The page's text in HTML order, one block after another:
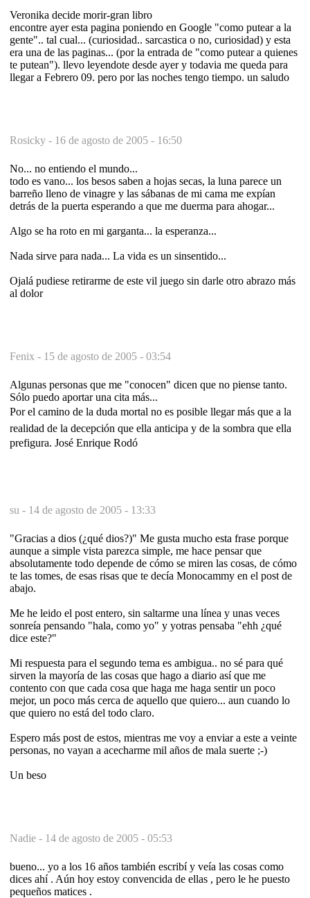
Veronika decide morir-gran libro
encontre ayer esta pagina poniendo en Google "como putear a la
gente".. tal cual... (curiosidad.. sarcastica o no, curiosidad) y esta
era una de las paginas... (por la entrada de "como putear a quienes
te putean"). llevo leyendote desde ayer y todavia me queda para
llegar a Febrero 09. pero por las noches tengo tiempo. un saludo
Rosicky - 16 de agosto de 2005 - 16:50
No... no entiendo el mundo...
todo es vano... los besos saben a hojas secas, la luna parece un
barreño lleno de vinagre y las sábanas de mi cama me expían
detrás de la puerta esperando a que me duerma para ahogar...
Algo se ha roto en mi garganta... la esperanza...
Nada sirve para nada... La vida es un sinsentido...
Ojalá pudiese retirarme de este vil juego sin darle otro abrazo más
al dolor
Fenix - 15 de agosto de 2005 - 03:54
Algunas personas que me "conocen" dicen que no piense tanto.
Sólo puedo aportar una cita más...
Por el camino de la duda mortal no es posible llegar más que a la
realidad de la decepción que ella anticipa y de la sombra que ella
prefigura. José Enrique Rodó
su - 14 de agosto de 2005 - 13:33
"Gracias a dios (¿qué dios?)" Me gusta mucho esta frase porque
aunque a simple vista parezca simple, me hace pensar que
absolutamente todo depende de cómo se miren las cosas, de cómo
te las tomes, de esas risas que te decía Monocammy en el post de
abajo.
Me he leido el post entero, sin saltarme una línea y unas veces
sonreía pensando "hala, como yo" y yotras pensaba "ehh ¿qué
dice este?"
Mi respuesta para el segundo tema es ambigua.. no sé para qué
sirven la mayoría de las cosas que hago a diario así que me
contento con que cada cosa que haga me haga sentir un poco
mejor, un poco más cerca de aquello que quiero... aun cuando lo
que quiero no está del todo claro.
Espero más post de estos, mientras me voy a enviar a este a veinte
personas, no vayan a acecharme mil años de mala suerte ;-)
Un beso
Nadie - 14 de agosto de 2005 - 05:53
bueno... yo a los 16 años también escribí y veía las cosas como
dices ahí . Aún hoy estoy convencida de ellas , pero le he puesto
pequeños matices .